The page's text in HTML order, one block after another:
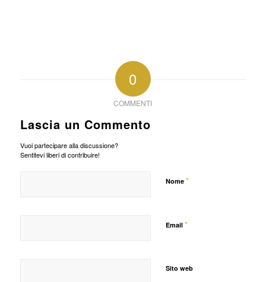
0
COMMENTI
Lascia un Commento
Vuoi partecipare alla discussione?
Sentitevi liberi di contribuire!
Nome *
Email *
Sito web